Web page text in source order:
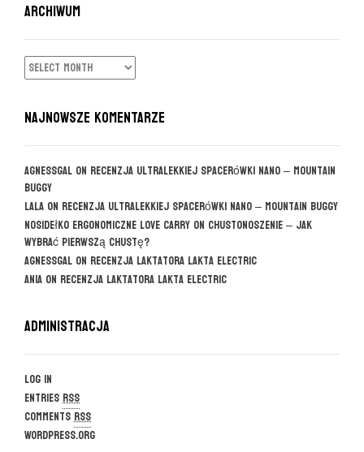
ARCHIWUM
ARCHIWUM
NAJNOWSZE KOMENTARZE
agnessgal on Recenzja ultralekkiej spacerówki Nano – Mountain
Buggy
Lala on Recenzja ultralekkiej spacerówki Nano – Mountain Buggy
Nosidełko ergonomiczne Love Carry on CHUSTONOSZENIE – jak
wybrać pierwszą chustę?
agnessgal on Recenzja laktatora Lakta Electric
Ania on Recenzja laktatora Lakta Electric
Administracja
Log in
EntriesRSS
CommentsRSS
WordPress.org